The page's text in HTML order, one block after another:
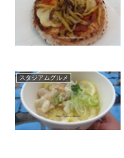
スタジアムグルメ